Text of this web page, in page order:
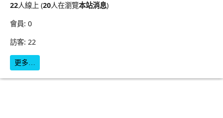
22人線上 (20人在瀏覽本站消息)
會員: 0
訪客: 22
更多…